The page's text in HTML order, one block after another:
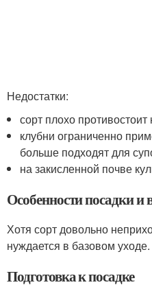
Недостатки:
сорт плохо
клубни ограниченно
больше подходят для
на закисленной почве
Особенности посадки
Хотя сорт довольно
нуждается в базовом уходе.
Подготовка к посадке